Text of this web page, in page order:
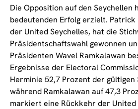
Die Opposition auf den Seychellen
bedeutenden Erfolg erzielt.
der United Seychelles, hat die
Präsidentschaftswahl gewonnen
Präsidenten Wavel Ramkalawan
Ergebnisse der Electoral
Herminie 52,7 Prozent der
während Ramkalawan auf 47,3
markiert eine Rückkehr der United